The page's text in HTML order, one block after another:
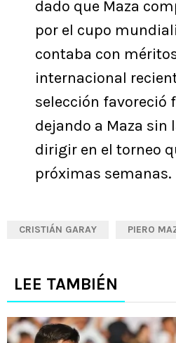
dado que Maza
por el cupo
contaba con
internacional
selección favoreció
dejando a Maza sin
dirigir en el torneo
próximas semanas.
CRISTIÁN GARAY PIERO
LEE TAMBIÉN